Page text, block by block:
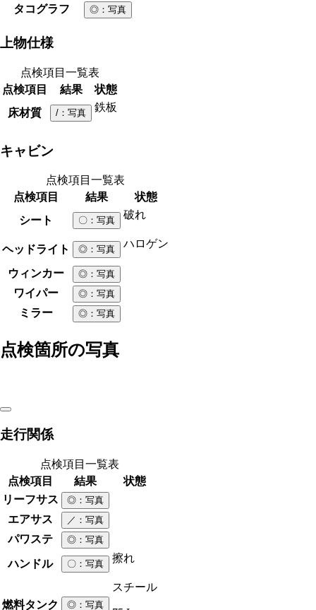
タコグラフ ◎ ：写真
上物仕様
点検項目一覧表
点検項目
結果
状態
床材質
/ ：写真 鉄板
キャビン
点検項目一覧表
点検項目
結果
状態
シート
〇 ：写真 破れ
ヘッドライト ◎ ：写真 ハロゲン
ウィンカー ◎ ：写真
ワイパー ◎ ：写真
ミラー ◎ ：写真
点検箇所の写真
走行関係
点検項目一覧表
点検項目
結果
状態
リーフサス
◎ ：写真
エアサス ／ ：写真
パワステ ◎ ：写真
ハンドル 〇 ：写真 擦れ
燃料タンク ◎ ：写真
スチール